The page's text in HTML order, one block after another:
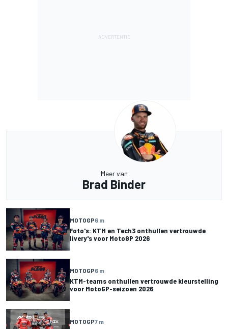
Meer van
Brad Binder
MOTOGP6 m
Foto's: KTM en Tech3 onthullen vertrouwde
livery's voor MotoGP 2026
MOTOGP6 m
KTM-teams onthullen vertrouwde kleurstelling
voor MotoGP-seizoen 2026
MOTOGP7 m